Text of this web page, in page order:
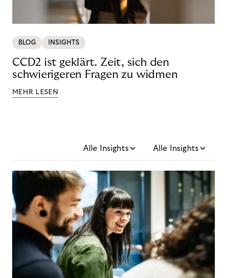
BLOG INSIGHTS
CCD2 ist geklärt. Zeit, sich den
schwierigeren Fragen zu widmen
MEHR LESEN
Alle Insights Alle Insights